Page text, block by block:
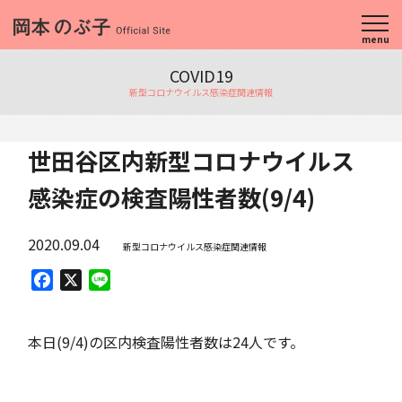
menu
COVID19
新型コロナウイルス感染症関連情報
世田谷区内新型コロナウイルス
感染症の検査陽性者数(9/4)
2020.09.04 新型コロナウイルス感染症関連情報
Facebook
本日(9/4)の区内検査陽性者数は24人です。